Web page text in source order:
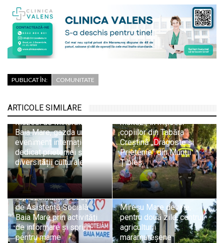
PUBLICAT ÎN: COMUNITATE
ARTICOLE SIMILARE
Muzeul de Mineralogie
Baia Mare, gazda unui
eveniment internațional
dedicat prieteniei și
diversității culturale
Lăpuș și voluntarii
maltezi, în mijlocul
copiilor din Tabăra
Creștină „Dragoste și
Prietenie” din Munții
Țibleș
Săptămâna Mondială a
Alăptării, marcată de
reprezentanții Direcției
de Asistență Socială
Baia Mare prin activități
de informare și sprijin
pentru mame
Mireșu Mare devine,
pentru două zile, centrul
agriculturii
maramureșene